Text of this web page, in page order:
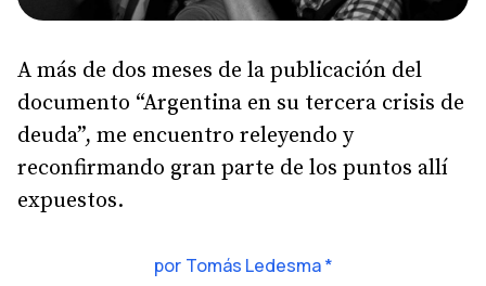
A más de dos meses de la publicación del
documento “Argentina en su tercera crisis de
deuda”, me encuentro releyendo y
reconfirmando gran parte de los puntos allí
expuestos.
por Tomás Ledesma *